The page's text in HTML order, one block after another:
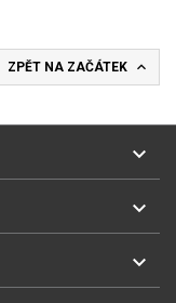
ZPĚT NA ZAČÁTEK 


